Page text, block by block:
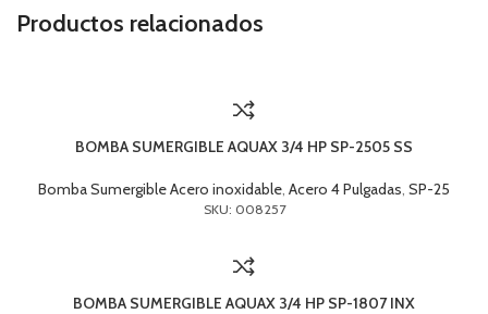
Productos relacionados
BOMBA SUMERGIBLE AQUAX 3/4 HP SP-2505 SS
Bomba Sumergible Acero inoxidable, Acero 4 Pulgadas, SP-25
SKU: 008257
BOMBA SUMERGIBLE AQUAX 3/4 HP SP-1807 INX